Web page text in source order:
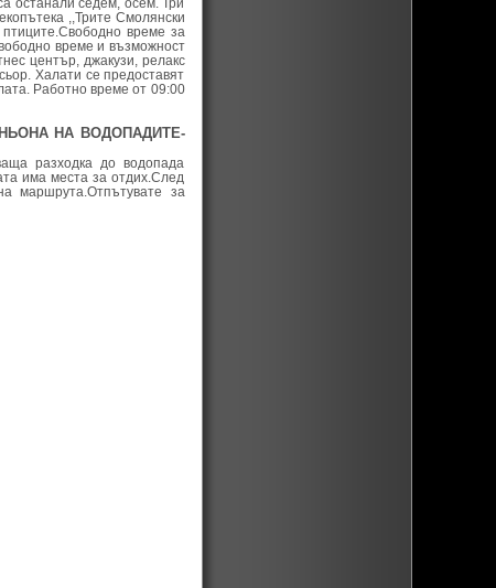
останали седем, осем. Три
,,Трите Смолянски
време за
време и възможност
център, джакузи, релакс
Халати се предоставят
Работно време от 09:00
НА ВОДОПАДИТЕ-
разходка до водопада
има места за отдих.След
маршрута.Отпътувате за